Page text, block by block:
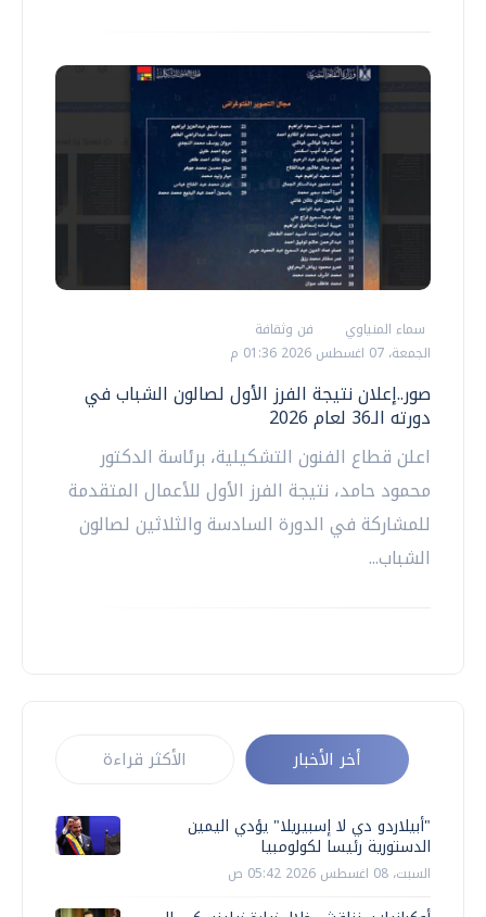
سماء المنياوي
فن وثقافة
الجمعة، 07 اغسطس 2026 01:36 م
صور..إعلان نتيجة الفرز الأول لصالون الشباب في
دورته الـ36 لعام 2026
اعلن قطاع الفنون التشكيلية، برئاسة الدكتور
محمود حامد، نتيجة الفرز الأول للأعمال المتقدمة
للمشاركة في الدورة السادسة والثلاثين لصالون
الشباب...
أخر الأخبار الأكثر قراءة
"أبيلاردو دي لا إسبيريلا" يؤدي اليمين
الدستورية رئيسا لكولومبيا
السبت، 08 اغسطس 2026 05:42 ص